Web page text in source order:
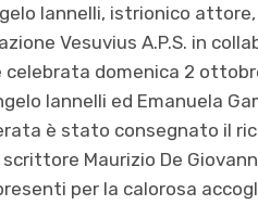
Iannelli, istrionico
Vesuvius A.P.S. in
celebrata domenica 2
Iannelli ed Emanuela
è stato consegnato il
scrittore Maurizio De
per la calorosa